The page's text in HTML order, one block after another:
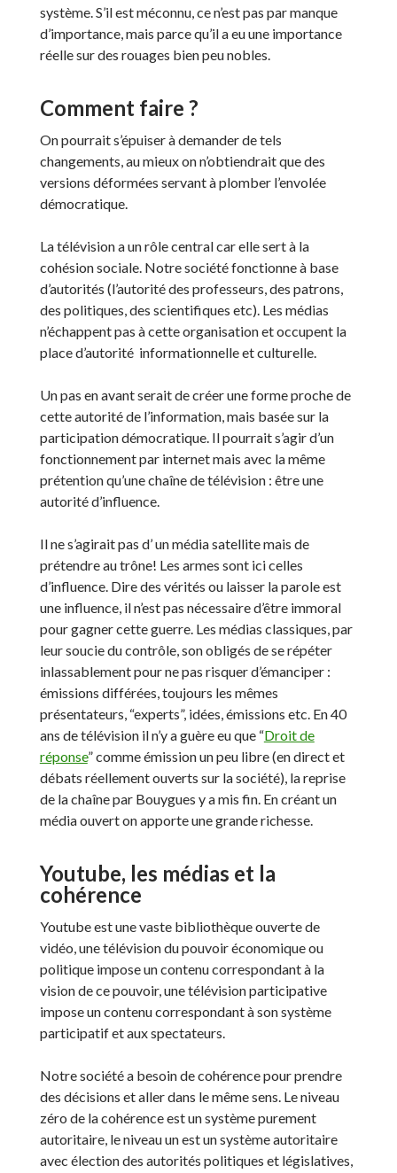
système. S’il est méconnu, ce n’est pas par manque
d’importance, mais parce qu’il a eu une importance
réelle sur des rouages bien peu nobles.
Comment faire ?
On pourrait s’épuiser à demander de tels
changements, au mieux on n’obtiendrait que des
versions déformées servant à plomber l’envolée
démocratique.
La télévision a un rôle central car elle sert à la
cohésion sociale. Notre société fonctionne à base
d’autorités (l’autorité des professeurs, des patrons,
des politiques, des scientifiques etc). Les médias
n’échappent pas à cette organisation et occupent la
place d’autorité informationnelle et culturelle.
Un pas en avant serait de créer une forme proche de
cette autorité de l’information, mais basée sur la
participation démocratique. Il pourrait s’agir d’un
fonctionnement par internet mais avec la même
prétention qu’une chaîne de télévision : être une
autorité d’influence.
Il ne s’agirait pas d’ un média satellite mais de
prétendre au trône! Les armes sont ici celles
d’influence. Dire des vérités ou laisser la parole est
une influence, il n’est pas nécessaire d’être immoral
pour gagner cette guerre. Les médias classiques, par
leur soucie du contrôle, son obligés de se répéter
inlassablement pour ne pas risquer d’émanciper :
émissions différées, toujours les mêmes
présentateurs, “experts”, idées, émissions etc. En 40
ans de télévision il n’y a guère eu que “Droit de
réponse” comme émission un peu libre (en direct et
débats réellement ouverts sur la société), la reprise
de la chaîne par Bouygues y a mis fin. En créant un
média ouvert on apporte une grande richesse.
Youtube, les médias et la
cohérence
Youtube est une vaste bibliothèque ouverte de
vidéo, une télévision du pouvoir économique ou
politique impose un contenu correspondant à la
vision de ce pouvoir, une télévision participative
impose un contenu correspondant à son système
participatif et aux spectateurs.
Notre société a besoin de cohérence pour prendre
des décisions et aller dans le même sens. Le niveau
zéro de la cohérence est un système purement
autoritaire, le niveau un est un système autoritaire
avec élection des autorités politiques et législatives,